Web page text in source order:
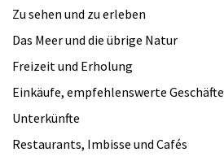
Zu sehen und zu erleben
Das Meer und die übrige Natur
Freizeit und Erholung
Einkäufe, empfehlenswerte Geschäfte
Unterkünfte
Restaurants, Imbisse und Cafés